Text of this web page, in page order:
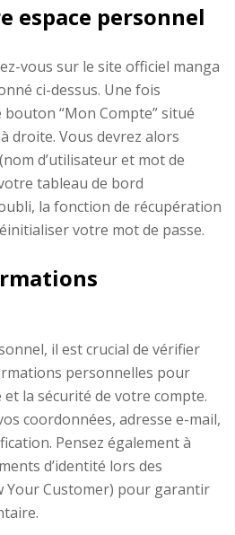
espace personnel
vous sur le site officiel manga
ci-dessus. Une fois
“Mon Compte” situé
droite. Vous devrez alors
d’utilisateur et mot de
tableau de bord
la fonction de récupération
votre mot de passe.
il est crucial de vérifier
personnelles pour
la sécurité de votre compte.
coordonnées, adresse e-mail,
Pensez également à
d’identité lors des
Your Customer) pour garantir